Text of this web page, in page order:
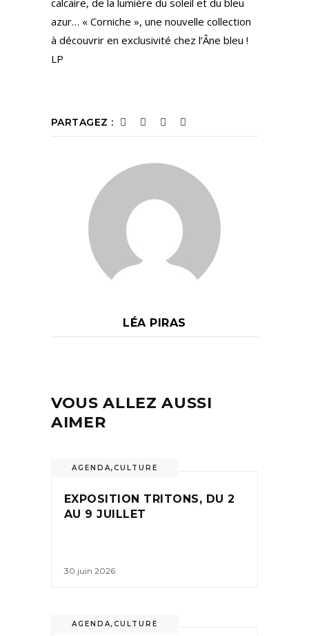
calcaire, de la lumière du soleil et du bleu
azur… « Corniche », une nouvelle collection
à découvrir en exclusivité chez l’Âne bleu !
LP
PARTAGEZ :
LÉA PIRAS
VOUS ALLEZ AUSSI
AIMER
AGENDA,CULTURE
EXPOSITION TRITONS, DU 2
AU 9 JUILLET
30 juin 2026
AGENDA,CULTURE